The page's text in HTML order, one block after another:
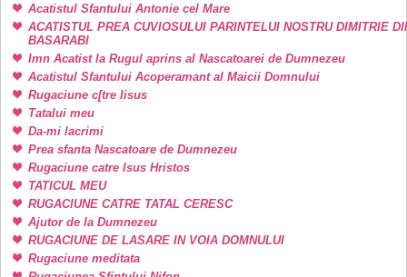
Acatistul Sfantului Antonie cel Mare
ACATISTUL PREA CUVIOSULUI PARINTELUI NOSTRU DIMITRIE
BASARABI
Imn Acatist la Rugul aprins al Nascatoarei de Dumnezeu
Acatistul Sfantului Acoperamant al Maicii Domnului
Rugaciune c[tre Iisus
Tatalui meu
Da-mi lacrimi
Prea sfanta Nascatoare de Dumnezeu
Rugaciune catre Isus Hristos
TATICUL MEU
RUGACIUNE CATRE TATAL CERESC
Ajutor de la Dumnezeu
RUGACIUNE DE LASARE IN VOIA DOMNULUI
Rugaciune meditata